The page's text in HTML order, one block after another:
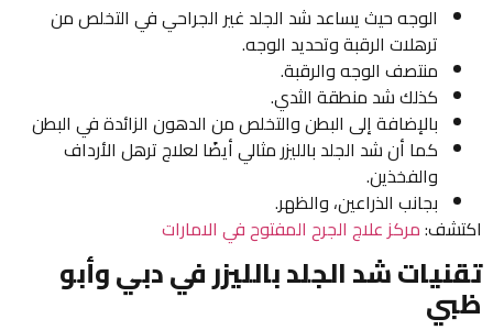
الوجه حيث يساعد شد الجلد غير الجراحي في التخلص من
ترهلات الرقبة وتحديد الوجه.
منتصف الوجه والرقبة.
كذلك شد منطقة الثدي.
بالإضافة إلى البطن والتخلص من الدهون الزائدة في البطن
كما أن شد الجلد بالليزر مثالي أيضًا لعلاج ترهل الأرداف
والفخذين.
بجانب الذراعين، والظهر.
اكتشف:مركز علاج الجرح المفتوح في الامارات
تقنيات شد الجلد بالليزر في دبي وأبو
ظبي